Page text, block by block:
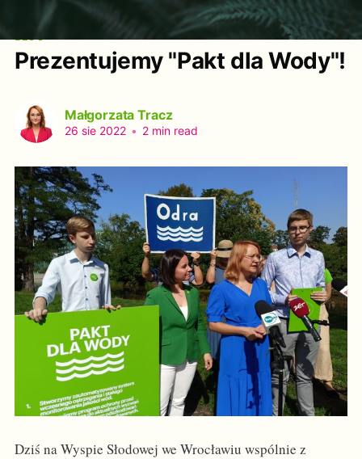
Prezentujemy "Pakt dla Wody"!
Małgorzata Tracz
26 sie 2022 • 2 min read
Dziś na Wyspie Słodowej we Wrocławiu wspólnie z